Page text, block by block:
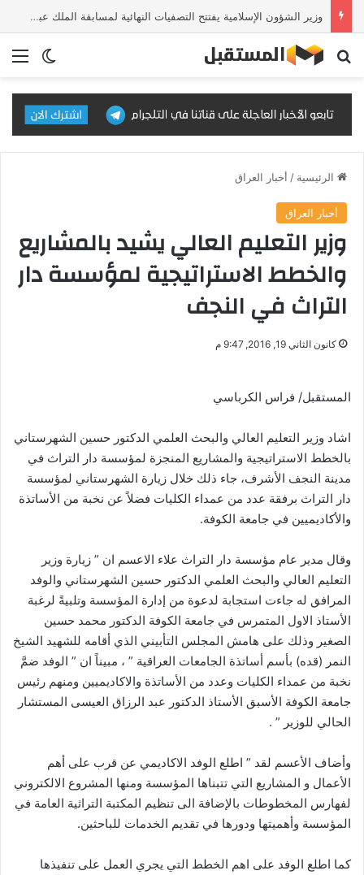
وزير الشؤون الإسلامية يفتتح التصفيات النهائية لمسابقة الملك عبدالعزيز الدولية للقرآن الكريم في دورتها الـ46
الوضع بحث عن
الرئيسية / أخبار العراق
أخبار العراق
وزير التعليم العالي يشيد بالمشاريع
والخطط الاستراتيجية لمؤسسة دار
التراث في النجف
كانون الثاني 19, 2016, 9:47 م
المستقبل/ فراس الكرباسي
اشاد وزير التعليم العالي والبحث العلمي الدكتور حسين الشهرستاني
بالخطط الاستراتيجية والمشاريع المنجزة لمؤسسة دار التراث في
مدينة النجف الأشرف، جاء ذلك خلال زيارة الشهرستاني لمؤسسة
دار التراث برفقة عدد من عمداء الكليات فضلاً عن نخبة من الأساتذة
والأكاديميين في جامعة الكوفة.
وقال مدير عام مؤسسة دار التراث علاء الاعسم ان ” زيارة وزير
التعليم العالي والبحث العلمي الدكتور حسين الشهرستاني والوفد
المرافق له جاءت استجابة لدعوة من إدارة المؤسسة وتلبيةً لرغبة
الأستاذ الاول المتمرس في جامعة الكوفة الدكتور محمد حسين
الصغير وذلك على هامش المجلس التأبيني الذي أقامه للشهيد الشيخ
النمر (قده) بأسم أساتذة الجامعات العراقية ” ، مبيناً ان ” الوفد ضمَّ
نخبة من عمداء الكليات وعدد من الأساتذة والاكاديميين ومنهم رئيس
جامعة الكوفة الأسبق الأستاذ الدكتور عبد الرزاق العيسى المستشار
الحالي للوزير ” .
وأضاف الأعسم لقد ” اطلع الوفد الاكاديمي عن قرب على أهم
الأعمال و المشاريع التي تتبناها المؤسسة ومنها المشروع الالكتروني
لفهارس المخطوطات بالإضافة الى تنظيم المكتبة التراثية العامة في
المؤسسة وأهميتها ودورها في تقديم الخدمات للباحثين.
كما اطلع الوفد على اهم الخطط التي يجري العمل على تنفيذها